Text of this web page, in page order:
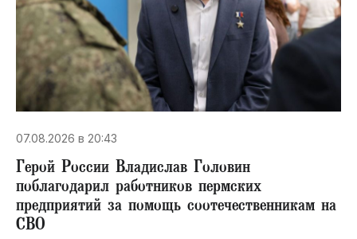
07.08.2026 в 20:43
Герой России Владислав Головин
поблагодарил работников пермских
предприятий за помощь соотечественникам на
СВО